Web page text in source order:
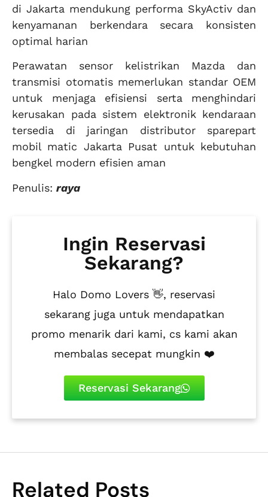
di Jakarta mendukung performa SkyActiv dan
kenyamanan berkendara secara konsisten
optimal harian
Perawatan sensor kelistrikan Mazda dan
transmisi otomatis memerlukan standar OEM
untuk menjaga efisiensi serta menghindari
kerusakan pada sistem elektronik kendaraan
tersedia di jaringan distributor sparepart
mobil matic Jakarta Pusat untuk kebutuhan
bengkel modern efisien aman
Penulis: raya
Ingin Reservasi
Sekarang?
Halo Domo Lovers 👋, reservasi
sekarang juga untuk mendapatkan
promo menarik dari kami, cs kami akan
membalas secepat mungkin ❤️
Reservasi Sekarang
Related Posts